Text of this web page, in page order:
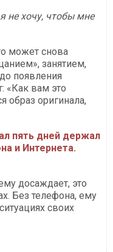
не хочу, чтобы мне
может снова
занятием,
появления
«Как вам это
образ оригинала,
пять дней держал
и Интернета.
досаждает, это
Без телефона, ему
своих